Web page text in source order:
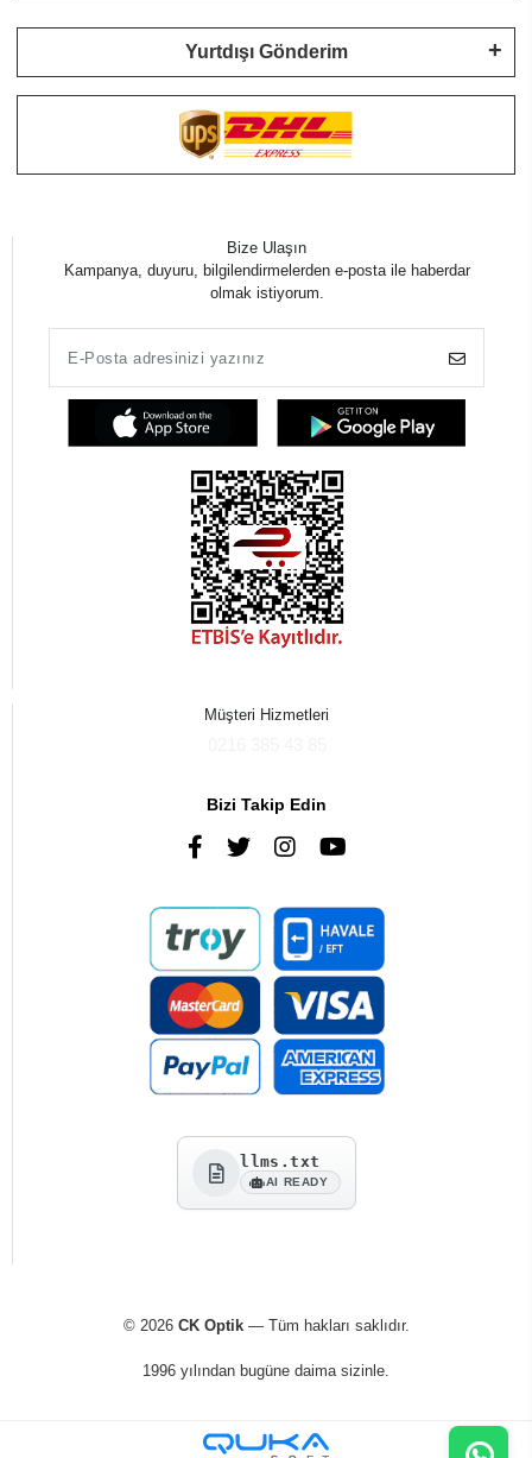
Yurtdışı Gönderim
Bize Ulaşın
Kampanya, duyuru, bilgilendirmelerden e-posta ile haberdar
olmak istiyorum.
Müşteri Hizmetleri
Bizi Takip Edin
llms.txt
AI READY
© 2026 CK Optik— Tüm hakları saklıdır.
1996 yılından bugüne daima sizinle.